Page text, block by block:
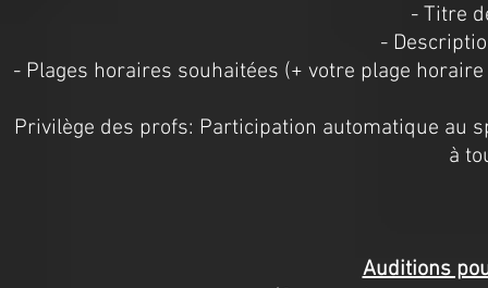
- Titre
-
- Plages horaires souhaitées (+ votre plage
Privilège des profs: Participation automatique au
à
Auditions